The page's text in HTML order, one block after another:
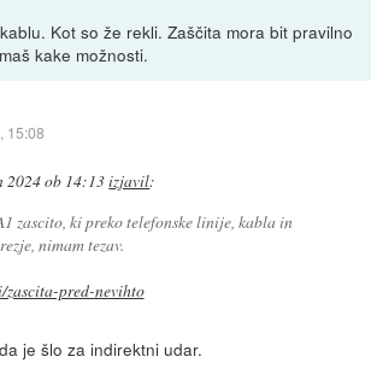
Kot so že rekli. Zaščita mora bit pravilno
kake možnosti.
15:08
2024 ob 14:13izjavil:
zascito, ki preko telefonske linije, kabla in
nimam tezav.
zascita-pred-nevihto
je šlo za indirektni udar.